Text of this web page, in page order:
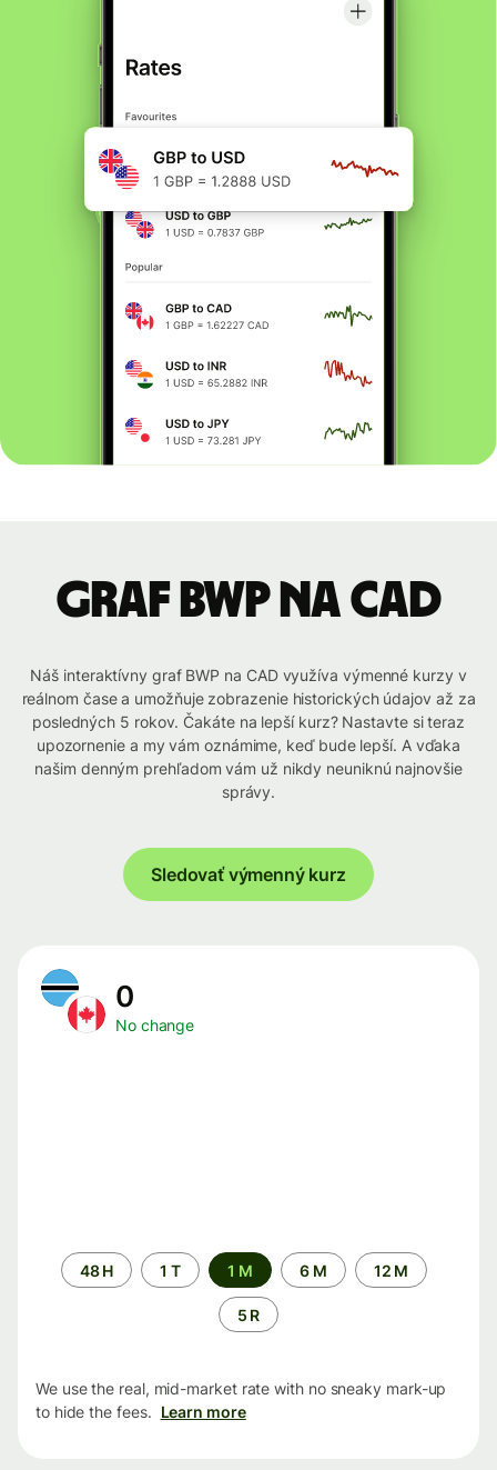
graf BWP na CAD
Náš interaktívny graf BWP na CAD využíva výmenné kurzy v
reálnom čase a umožňuje zobrazenie historických údajov až za
posledných 5 rokov. Čakáte na lepší kurz? Nastavte si teraz
upozornenie a my vám oznámime, keď bude lepší. A vďaka
našim denným prehľadom vám už nikdy neuniknú najnovšie
správy.
Sledovať výmenný kurz
0
No change
Time
period
48 H 1 T 1 M 6 M 12 M
5 R
We use the real, mid-market rate with no sneaky mark-up
to hide the fees. Learn more